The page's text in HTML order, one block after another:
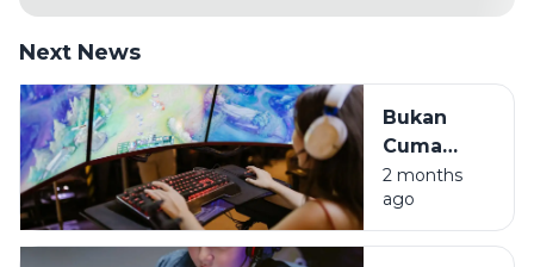
Next News
Bukan
Cuma
Hura-hura,
Ini Sisi
Positif
2 months
ago